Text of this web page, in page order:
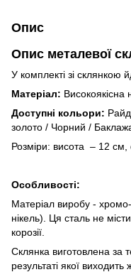
Опис
Опис металевої
У комплекті зі склянкою
Матеріал: Високоякісна
Доступні кольори:
золото / Чорний /
Розміри: висота – 12
Особливості:
Матеріал виробу -
нікель). Ця сталь не
корозії.
Склянка виготовлена за
результаті якої